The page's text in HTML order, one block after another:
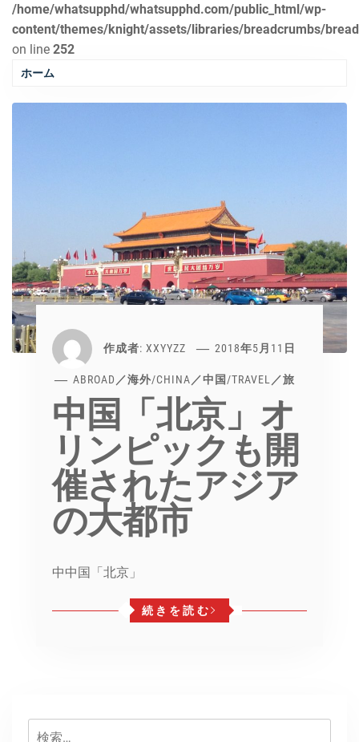
/home/whatsupphd/whatsupphd.com/public_html/wp-
content/themes/knight/assets/libraries/breadcrumbs/
on line 252
ホーム
作成者: XXYYZZ 2018年5月11日
ABROAD／海外/CHINA／中国 /TRAVEL／旅
中国「北京」オ
リンピックも開
催されたアジア
の大都市
中中国「北京」
続きを読む
検